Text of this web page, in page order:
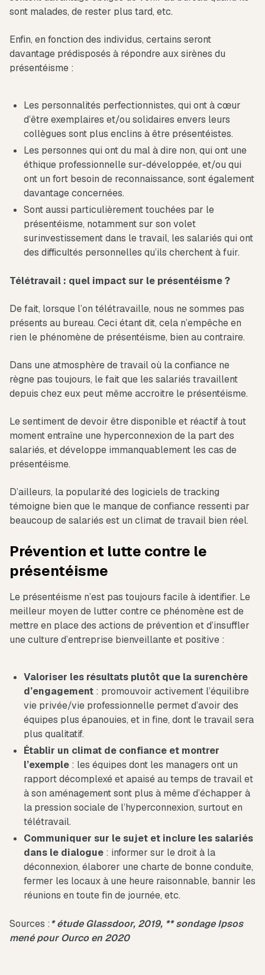
sont malades, de rester plus tard, etc.
Enfin, en fonction des individus, certains seront
davantage prédisposés à répondre aux sirènes du
présentéisme :
Les personnalités perfectionnistes, qui ont à cœur
d’être exemplaires et/ou solidaires envers leurs
collègues sont plus enclins à être présentéistes.
Les personnes qui ont du mal à dire non, qui ont une
éthique professionnelle sur-développée, et/ou qui
ont un fort besoin de reconnaissance, sont également
davantage concernées.
Sont aussi particulièrement touchées par le
présentéisme, notamment sur son volet
surinvestissement dans le travail, les salariés qui ont
des difficultés personnelles qu’ils cherchent à fuir.
Télétravail : quel impact sur le présentéisme ?
De fait, lorsque l’on télétravaille, nous ne sommes pas
présents au bureau. Ceci étant dit, cela n’empêche en
rien le phénomène de présentéisme, bien au contraire.
Dans une atmosphère de travail où la confiance ne
règne pas toujours, le fait que les salariés travaillent
depuis chez eux peut même accroitre le présentéisme.
Le sentiment de devoir être disponible et réactif à tout
moment entraîne une hyperconnexion de la part des
salariés, et développe immanquablement les cas de
présentéisme.
D’ailleurs, la popularité des logiciels de tracking
témoigne bien que le manque de confiance ressenti par
beaucoup de salariés est un climat de travail bien réel.
Prévention et lutte contre le
présentéisme
Le présentéisme n’est pas toujours facile à identifier. Le
meilleur moyen de lutter contre ce phénomène est de
mettre en place des actions de prévention et d’insuffler
une culture d’entreprise bienveillante et positive :
Valoriser les résultats plutôt que la surenchère
d’engagement : promouvoir activement l’équilibre
vie privée/vie professionnelle permet d’avoir des
équipes plus épanouies, et in fine, dont le travail sera
plus qualitatif.
Établir un climat de confiance et montrer
l’exemple : les équipes dont les managers ont un
rapport décomplexé et apaisé au temps de travail et
à son aménagement sont plus à même d’échapper à
la pression sociale de l’hyperconnexion, surtout en
télétravail.
Communiquer sur le sujet et inclure les salariés
dans le dialogue : informer sur le droit à la
déconnexion, élaborer une charte de bonne conduite,
fermer les locaux à une heure raisonnable, bannir les
réunions en toute fin de journée, etc.
Sources :* étude Glassdoor, 2019, ** sondage Ipsos
mené pour Ourco en 2020